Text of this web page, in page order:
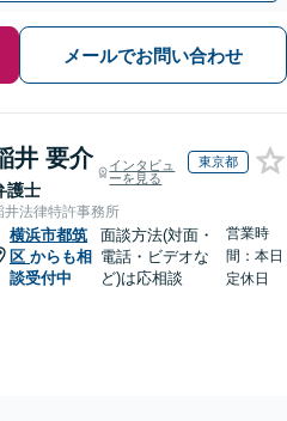
メールでお問い合わせ
井 要介
護士
インタビュ
ーを見る
東京都
井法律特許事務所
横浜市都筑
区 からも相
談受付中
面談方法(対面・
電話・ビデオな
ど)は応相談
営業時
間：本日
定休日